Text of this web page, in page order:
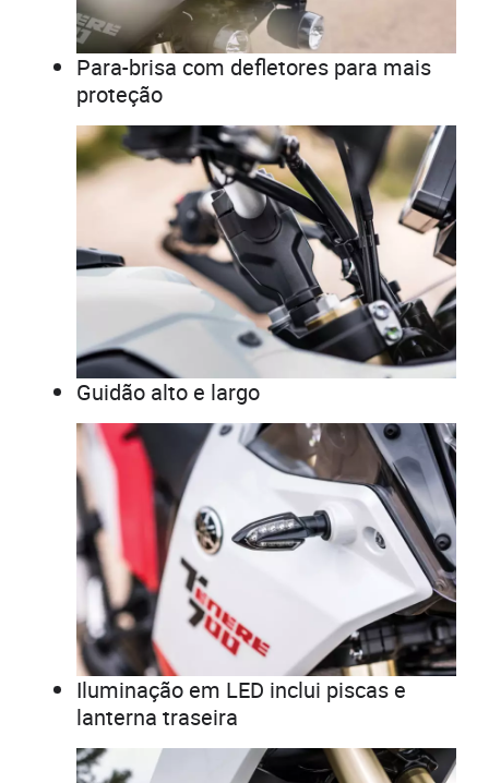
Para-brisa com defletores para mais
proteção
Guidão alto e largo
Iluminação em LED inclui piscas e
lanterna traseira